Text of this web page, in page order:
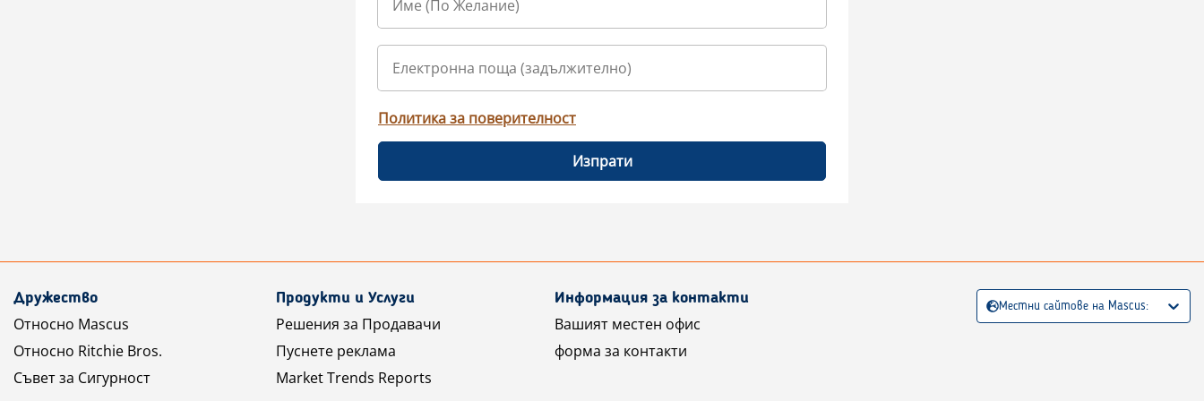
Политика за поверителност
Изпрати
Дружество
Относно Mascus
Относно Ritchie Bros.
Съвет за Сигурност
Продукти и Услуги
Решения за Продавачи
Пуснете реклама
Market Trends Reports
Информация за контакти
Вашият местен офис
форма за контакти
Местни сайтове на Mascus: